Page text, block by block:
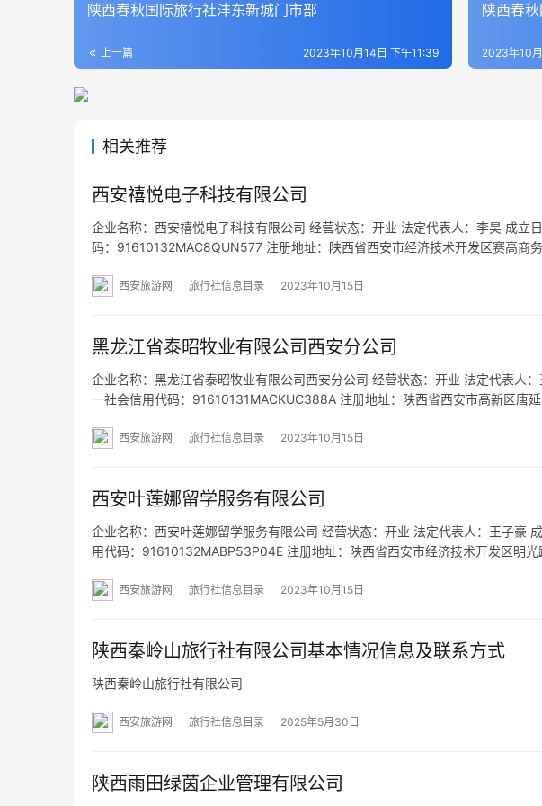
陕西春秋国际旅行社沣东新城门市部
上一篇 2023年10月14日 下午11:39
陕西春
2023年10
相关推荐
西安禧悦电子科技有限公司
企业名称：西安禧悦电子科技有限公司 经营状态：开业 法定代表人：李昊 成
码：91610132MAC8QUN577 注册地址：陕西省西安市经济技术开发区赛高商
西安旅游网 旅行社信息目录 2023年10月15日
黑龙江省泰昭牧业有限公司西安分公司
企业名称：黑龙江省泰昭牧业有限公司西安分公司 经营状态：开业 法定代表
一社会信用代码：91610131MACKUC388A 注册地址：陕西省西安市高新区唐
西安旅游网 旅行社信息目录 2023年10月15日
西安叶莲娜留学服务有限公司
企业名称：西安叶莲娜留学服务有限公司 经营状态：开业 法定代表人：王子
用代码：91610132MABP53P04E 注册地址：陕西省西安市经济技术开发区明
西安旅游网 旅行社信息目录 2023年10月15日
陕西秦岭山旅行社有限公司基本情况信息及联系方式
陕西秦岭山旅行社有限公司
西安旅游网 旅行社信息目录 2025年5月30日
陕西雨田绿茵企业管理有限公司